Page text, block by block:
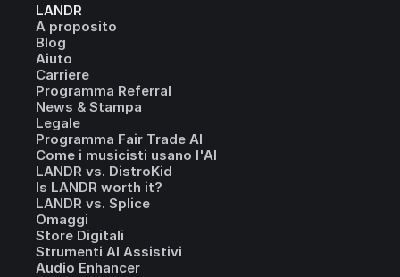
LANDR
A proposito
Blog
Aiuto
Carriere
Programma Referral
News & Stampa
Legale
Programma Fair Trade AI
Come i musicisti usano l'AI
LANDR vs. DistroKid
Is LANDR worth it?
LANDR vs. Splice
Omaggi
Store Digitali
Strumenti AI Assistivi
Audio Enhancer